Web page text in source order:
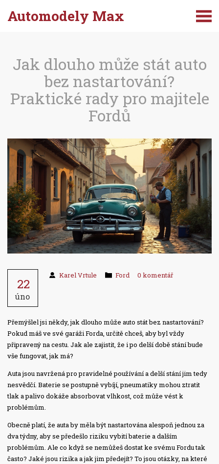
Automodely Max
Jak dlouho může stát auto
bez nastartování?
Praktické rady pro majitele
Fordů
22
úno
Karel Vrtule Ford 0 komentář
Přemýšlel jsi někdy, jak dlouho může auto stát bez nastartování?
Pokud máš ve své garáži Forda, určitě chceš, aby byl vždy
připravený na cestu. Jak ale zajistit, že i po delší době stání bude
vše fungovat, jak má?
Auta jsou navržená pro pravidelné používání a delší stání jim tedy
nesvědčí. Baterie se postupně vybíjí, pneumatiky mohou ztratit
tlak a palivo dokáže absorbovat vlhkost, což může vést k
problémům.
Obecně platí, že auta by měla být nastartována alespoň jednou za
dva týdny, aby se předešlo riziku vybití baterie a dalším
problémům. Ale co když se nemůžeš dostat ke svému Fordu tak
často? Jaké jsou rizika a jak jim předejít? To jsou otázky, na které